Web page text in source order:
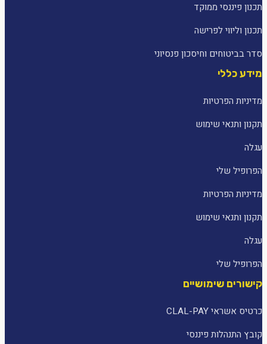
תכנון פיננסי ממוקד
תכנון וליווי לפרישה
סדר בביטוחים וחיסכון פנסיוני
מידע כללי
מדיניות הפרטיות
תקנון ותנאי שימוש
עגלה
הפרופיל שלי
מדיניות הפרטיות
תקנון ותנאי שימוש
עגלה
הפרופיל שלי
קישורים שימושיים
כרטיס אשראי CLAL-PAY
קובץ התנהלות פיננסי